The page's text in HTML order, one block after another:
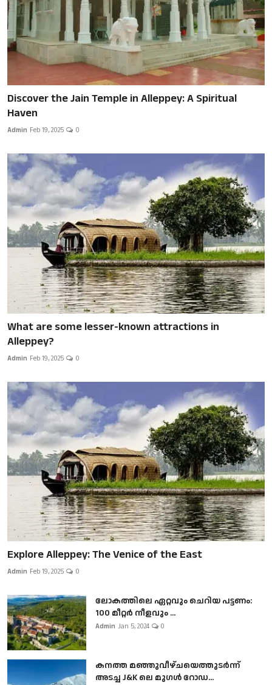
Discover the Jain Temple in Alleppey: A Spiritual
Haven
Admin Feb 19, 2025 0
What are some lesser-known attractions in
Alleppey?
Admin Feb 19, 2025 0
Explore Alleppey: The Venice of the East
Admin Feb 19, 2025 0
ലോകത്തിലെ ഏറ്റവും ചെറിയ പട്ടണം:
100 മീറ്റർ നീളവും ...
Admin Jan 5, 2024 0
കനത്ത മഞ്ഞുവീഴ്ചയെത്തുടർന്ന്
അടച്ച J&K ലെ മുഗൾ റോഡ...